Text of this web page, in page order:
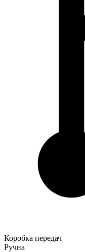
Коробка передач
Ручна